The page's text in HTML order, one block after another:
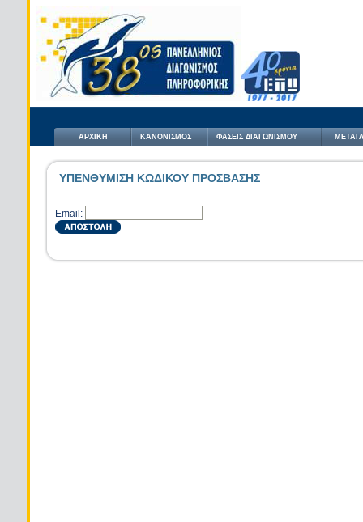
ΑΡΧΙΚΗ ΚΑΝΟΝΙΣΜΟΣ ΦΑΣΕΙΣ ΔΙΑΓΩΝΙΣΜΟΥ
ΥΠΕΝΘΥΜΙΣΗ ΚΩΔΙΚΟΥ ΠΡΟΣΒΑΣΗΣ
Email: